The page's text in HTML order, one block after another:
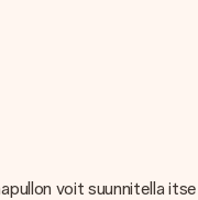
voit suunnitella